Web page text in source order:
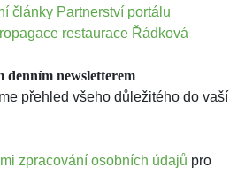
články Partnerství portálu
restaurace Řádková
denním newsletterem
přehled všeho důležitého do vaší
zpracování osobních údajů pro